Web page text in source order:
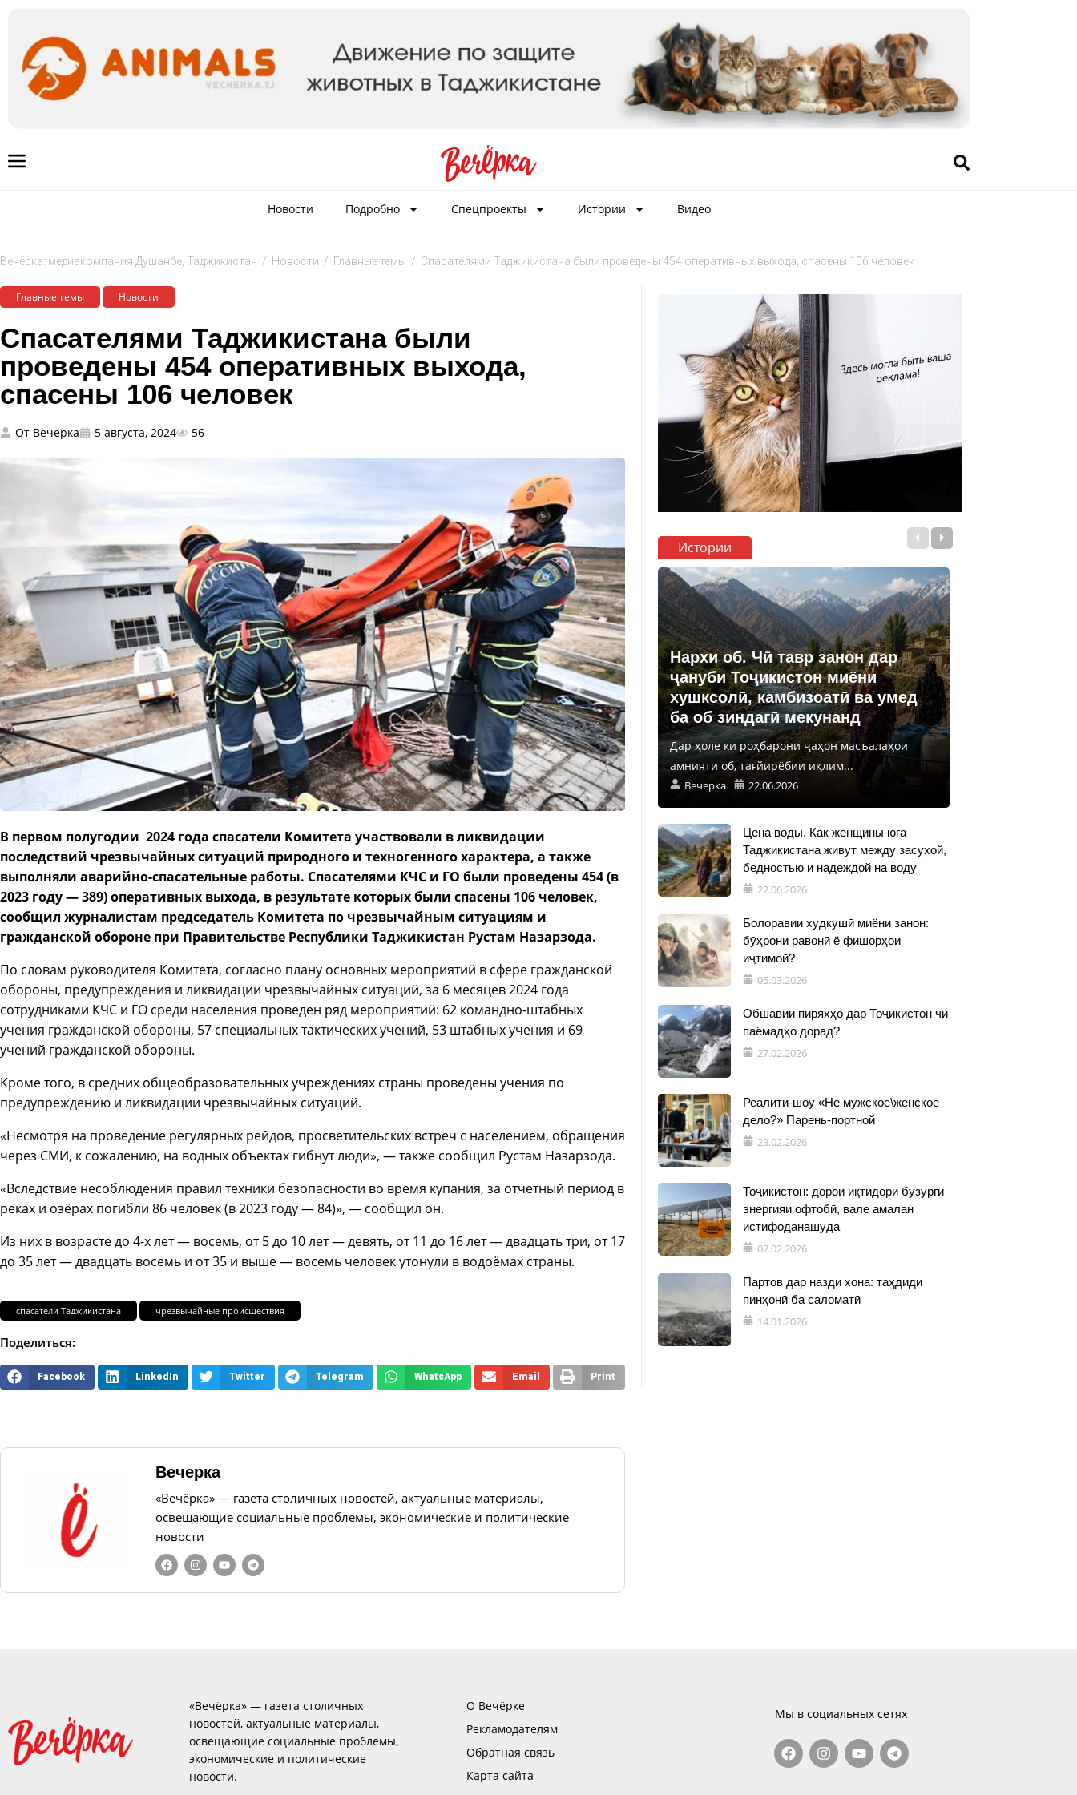
Новости Подробно Спецпроекты Истории Видео
Вечёрка: медиакомпания Душанбе, Таджикистан / Новости / Главные темы / Спасателями Таджикистана были проведены 454 оперативных выхода, спасены 106 человек
Главные темы Новости
Спасателями Таджикистана были
проведены 454 оперативных выхода,
спасены 106 человек
От Вечерка 5 августа, 2024 56
В первом полугодии 2024 года спасатели Комитета участвовали в ликвидации
последствий чрезвычайных ситуаций природного и техногенного характера, а также
выполняли аварийно-спасательные работы. Спасателями КЧС и ГО были проведены 454 (в
2023 году — 389) оперативных выхода, в результате которых были спасены 106 человек,
сообщил журналистам председатель Комитета по чрезвычайным ситуациям и
гражданской обороне при Правительстве Республики Таджикистан Рустам Назарзода.
По словам руководителя Комитета, согласно плану основных мероприятий в сфере гражданской
обороны, предупреждения и ликвидации чрезвычайных ситуаций, за 6 месяцев 2024 года
сотрудниками КЧС и ГО среди населения проведен ряд мероприятий: 62 командно-штабных
учения гражданской обороны, 57 специальных тактических учений, 53 штабных учения и 69
учений гражданской обороны.
Кроме того, в средних общеобразовательных учреждениях страны проведены учения по
предупреждению и ликвидации чрезвычайных ситуаций.
«Несмотря на проведение регулярных рейдов, просветительских встреч с населением, обращения
через СМИ, к сожалению, на водных объектах гибнут люди», — также сообщил Рустам Назарзода.
«Вследствие несоблюдения правил техники безопасности во время купания, за отчетный период в
реках и озёрах погибли 86 человек (в 2023 году — 84)», — сообщил он.
Из них в возрасте до 4-х лет — восемь, от 5 до 10 лет — девять, от 11 до 16 лет — двадцать три, от 17
до 35 лет — двадцать восемь и от 35 и выше — восемь человек утонули в водоёмах страны.
спасатели Таджикистана чрезвычайные происшествия
Поделиться:
Facebook LinkedIn Twitter Telegram WhatsApp Email Print
Вечерка
«Вечёрка» — газета столичных новостей, актуальные материалы,
освещающие социальные проблемы, экономические и политические
новости
Истории
Нархи об. Чӣ тавр занон дар
ҷануби Тоҷикистон миёни
хушксолӣ, камбизоатӣ ва умед
ба об зиндагӣ мекунанд
Дар ҳоле ки роҳбарони ҷаҳон масъалаҳои
амнияти об, тағйирёбии иқлим...
Вечерка 22.06.2026
Цена воды. Как женщины юга
Таджикистана живут между засухой,
бедностью и надеждой на воду
22.06.2026
Болоравии худкушӣ миёни занон:
бӯҳрони равонӣ ё фишорҳои
иҷтимоӣ?
05.03.2026
Обшавии пиряхҳо дар Тоҷикистон чӣ
паёмадҳо дорад?
27.02.2026
Реалити-шоу «Не мужское\женское
дело?» Парень-портной
23.02.2026
Тоҷикистон: дорои иқтидори бузурги
энергияи офтобӣ, вале амалан
истифоданашуда
02.02.2026
Партов дар назди хона: таҳдиди
пинҳонӣ ба саломатӣ
14.01.2026
«Вечёрка» — газета столичных
новостей, актуальные материалы,
освещающие социальные проблемы,
экономические и политические
новости.
О Вечёрке
Рекламодателям
Обратная связь
Карта сайта
Мы в социальных сетях